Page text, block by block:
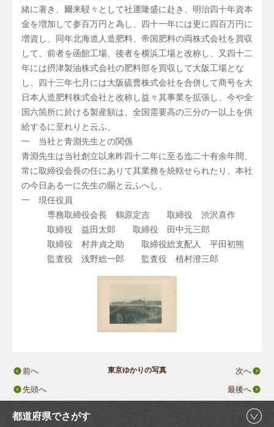
緒に著き、爾来駸々として社運隆盛に赴き、明治四十年資本
金を増加して参百万円と為し、四十一年には更に四百万円に
増資し、同年北海道人造肥料、帝国肥料の両株式会社を買収
して、前者を函館工場、後者を横浜工場と改称し、又四十二
年には摂津製油株式会社の肥料部を買収して大阪工場とな
し、四十三年七月には大阪硫曹株式会社を合併して商号を大
日本人造肥料株式会社と改称し益々其事業を拡張し、今や全
国六箇所に於ける製産額は、全国需要高の三分の一以上を供
給するに至れりと云ふ、
一 当社と青淵先生との関係
青淵先生は当社創立以来昨四十二年に至る迄二十有余年間、
常に取締役会長の任にありて其業務を統轄せられたり、本社
の今日ある一に先生の賜と云ふへし、
一 現任役員
専務取締役会長 鶴原定吉 取締役 渋沢喜作
取締役 益田太郎 取締役 田中元三郎
取締役 村井貞之助 取締役総支配人 平田初熊
監査役 浅野総一郎 監査役 植村澄三郎
前へ 東京ゆかりの写真
次へ
先頭へ
最後へ
都道府県でさがす